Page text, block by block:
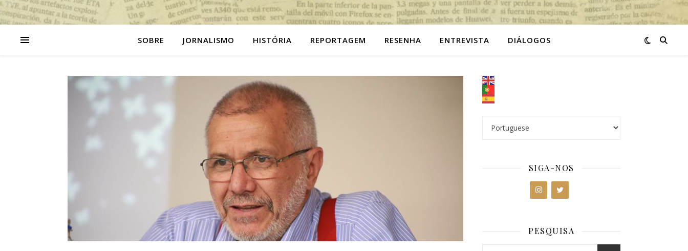
SOBRE JORNALISMO HISTÓRIA REPORTAGEM RESENHA ENTREVISTA DIÁLOGOS
SIGA-NOS
PESQUISA